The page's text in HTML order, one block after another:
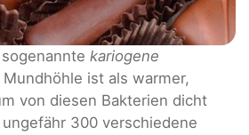
kariogene
Mundhöhle ist als warmer,
von diesen Bakterien dicht
300 verschiedene